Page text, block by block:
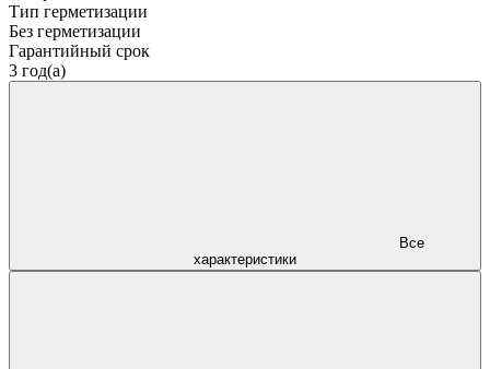
Тип герметизации
Без герметизации
Гарантийный срок
3 год(а)
характеристики